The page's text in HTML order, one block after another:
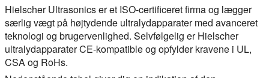
Hielscher Ultrasonics er et ISO-certificeret firma og lægger
særlig vægt på højtydende ultralydapparater med avanceret
teknologi og brugervenlighed. Selvfølgelig er Hielscher
ultralydapparater CE-kompatible og opfylder kravene i UL,
CSA og RoHs.